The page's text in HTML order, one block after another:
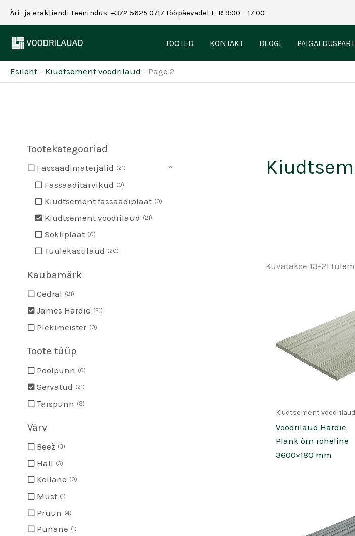
Äri- ja erakliendi teenindus: +372 5625 0717 tööpäevadel E-R 9:00 – 17:00
TOOTED KONTAKT BLOGI
Esileht - Kiudtsement voodrilaud - Page 2
Tootekategooriad
Fassaadimaterjalid 21
Fassaaditarvikud 0
Kiudtsement fassaadiplaat 0
Kiudtsement voodrilaud 21
Sokliplaat 0
Tuulekastilaud 20
Kaubamärk
Cedral 21
James Hardie 21
Plekimeister 0
Toote tüüp
Poolpunn 0
Servatud 21
Täispunn 8
Värv
Beež 3
Hall 5
Kollane 0
Must 1
Pruun 4
Punane 1
Kuvatakse 13–21
Kiudtsement voodrilaud
Voodrilaud Hardie
Plank õrn roheline
3600×180 mm